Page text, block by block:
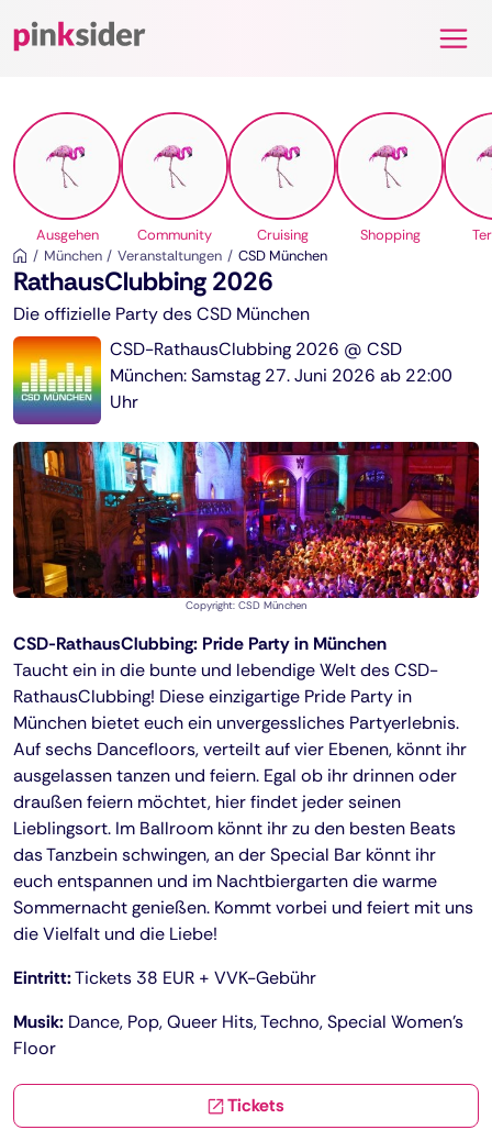
Pinksider
Ausgehen Community Cruising Shopping
München
Veranstaltungen CSD München
RathausClubbing 2026
Die offizielle Party des CSD München
CSD-RathausClubbing 2026 @ CSD
München: Samstag 27. Juni 2026 ab 22:00
Uhr
Copyright: CSD München
CSD-RathausClubbing: Pride Party in München
Taucht ein in die bunte und lebendige Welt des CSD-
RathausClubbing! Diese einzigartige Pride Party in
München bietet euch ein unvergessliches Partyerlebnis.
Auf sechs Dancefloors, verteilt auf vier Ebenen, könnt ihr
ausgelassen tanzen und feiern. Egal ob ihr drinnen oder
draußen feiern möchtet, hier findet jeder seinen
Lieblingsort. Im Ballroom könnt ihr zu den besten Beats
das Tanzbein schwingen, an der Special Bar könnt ihr
euch entspannen und im Nachtbiergarten die warme
Sommernacht genießen. Kommt vorbei und feiert mit uns
die Vielfalt und die Liebe!
Eintritt:Tickets 38 EUR + VVK-Gebühr
Musik: Dance, Pop, Queer Hits, Techno, Special Women’s
Floor
Tickets